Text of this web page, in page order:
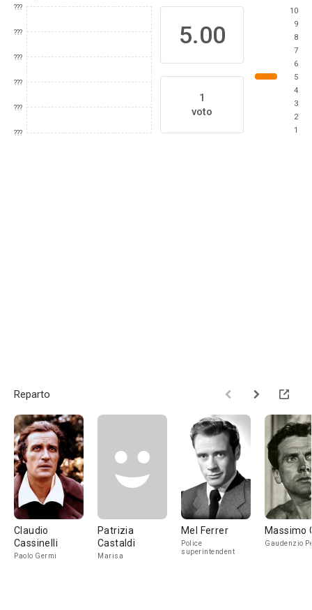
???
???
???
???
???
???
5.00
1
voto
10
9
8
7
6
5
4
3
2
1
Reparto
Claudio
Cassinelli
Paolo Germi
Patrizia
Castaldi
Marisa
Mel Ferrer
Police
superintendent
Massimo
Gaudenzio